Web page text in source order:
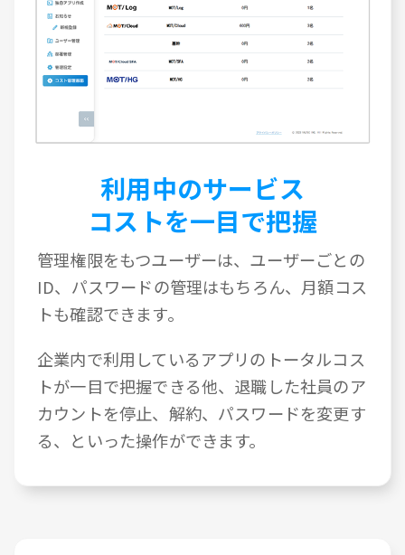
利用中のサービス
コストを一目で把握
管理権限をもつユーザーは、ユーザーごとの
ID、パスワードの管理はもちろん、月額コス
トも確認できます。
企業内で利用しているアプリのトータルコス
トが一目で把握できる他、退職した社員のア
カウントを停止、解約、パスワードを変更す
る、といった操作ができます。